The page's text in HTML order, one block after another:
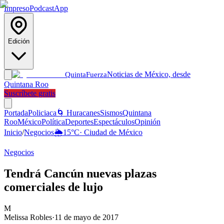
ImpresoPodcastApp
Edición
QuintaFuerzaNoticias de México, desde
Quintana Roo
Suscríbete gratis
PortadaPoliciaca 🌀 HuracanesSismosQuintana
RooMéxicoPolíticaDeportesEspectáculosOpinión
Inicio/Negocios🌦️15°C· Ciudad de México
Negocios
Tendrá Cancún nuevas plazas
comerciales de lujo
M
Melissa Robles·11 de mayo de 2017